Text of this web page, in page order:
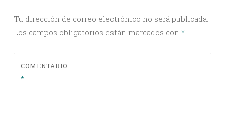
Tu dirección de correo electrónico no será publicada.
Los campos obligatorios están marcados con *
COMENTARIO
*